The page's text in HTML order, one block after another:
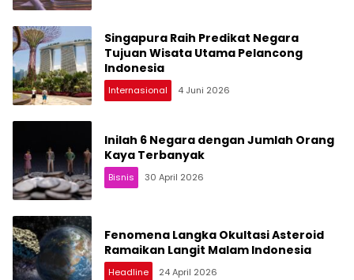
Singapura Raih Predikat Negara
Tujuan Wisata Utama Pelancong
Indonesia
Internasional 4 Juni 2026
Inilah 6 Negara dengan Jumlah Orang
Kaya Terbanyak
Bisnis 30 April 2026
Fenomena Langka Okultasi Asteroid
Ramaikan Langit Malam Indonesia
Headline 24 April 2026